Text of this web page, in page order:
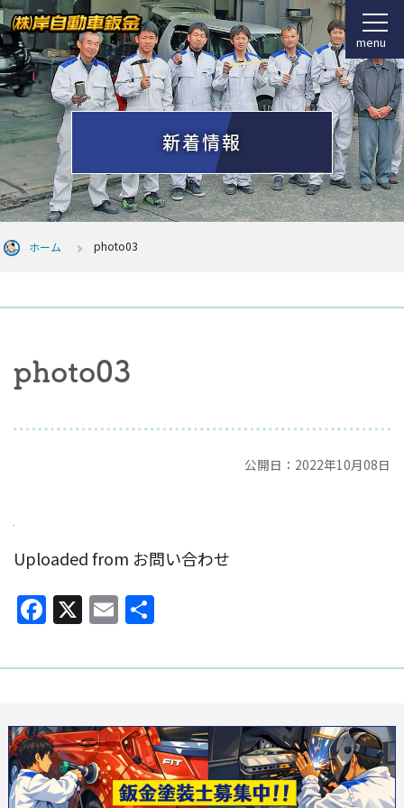
menu
新着情報
ホーム photo03
photo03
公開日：2022年10月08日
Uploaded from お問い合わせ
Facebook
X Email